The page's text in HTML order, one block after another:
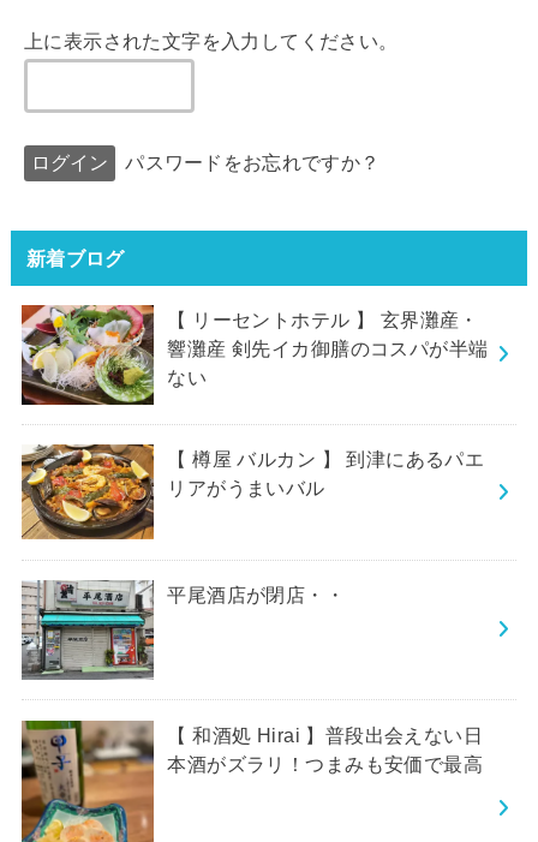
上に表示された文字を入力してください。
パスワードをお忘れですか？
新着ブログ
【 リーセントホテル 】 玄界灘産・
響灘産 剣先イカ御膳のコスパが半端
ない
【 樽屋 バルカン 】 到津にあるパエ
リアがうまいバル
平尾酒店が閉店・・
【 和酒処 Hirai 】普段出会えない日
本酒がズラリ！つまみも安価で最高